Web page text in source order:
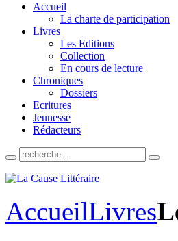
Accueil
La charte de participation
Livres
Les Editions
Collection
En cours de lecture
Chroniques
Dossiers
Ecritures
Jeunesse
Rédacteurs
AccueilLivres